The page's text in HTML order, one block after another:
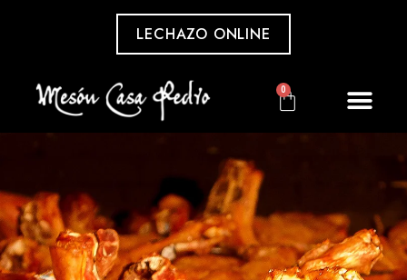
LECHAZO ONLINE
0